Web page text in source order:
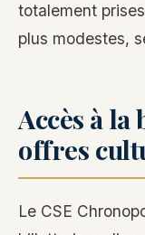
totalement
plus modestes,
Accès à
offres
Le CSE